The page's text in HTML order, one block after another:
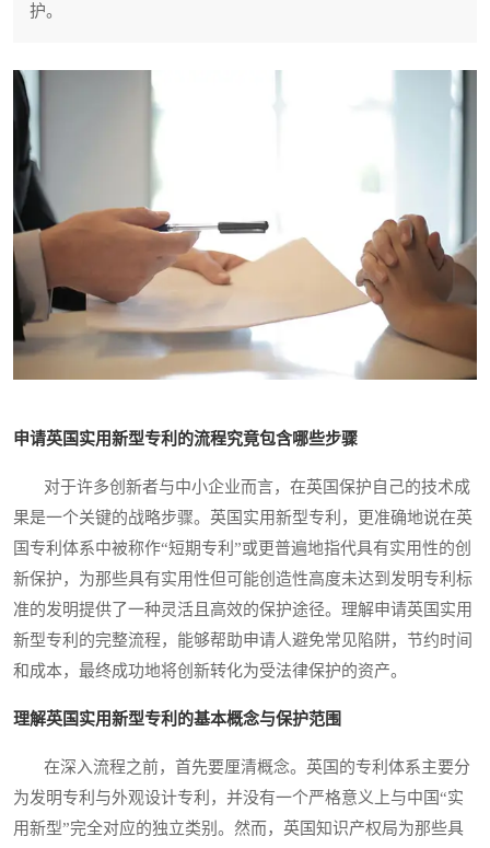
护。
申请英国实用新型专利的流程究竟包含哪些步骤
对于许多创新者与中小企业而言，在英国保护自己的技术成
果是一个关键的战略步骤。英国实用新型专利，更准确地说在英
国专利体系中被称作“短期专利”或更普遍地指代具有实用性的创
新保护，为那些具有实用性但可能创造性高度未达到发明专利标
准的发明提供了一种灵活且高效的保护途径。理解申请英国实用
新型专利的完整流程，能够帮助申请人避免常见陷阱，节约时间
和成本，最终成功地将创新转化为受法律保护的资产。
理解英国实用新型专利的基本概念与保护范围
在深入流程之前，首先要厘清概念。英国的专利体系主要分
为发明专利与外观设计专利，并没有一个严格意义上与中国“实
用新型”完全对应的独立类别。然而，英国知识产权局为那些具